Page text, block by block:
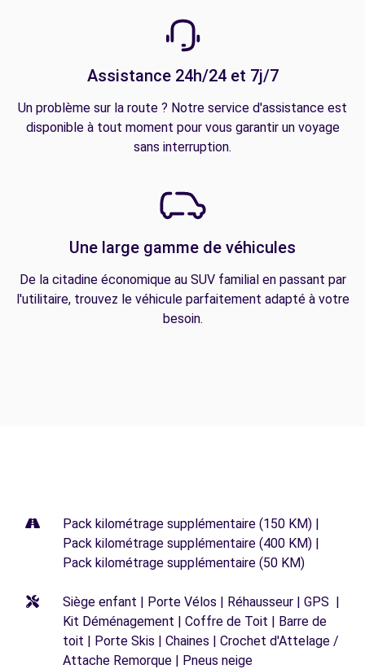
Assistance 24h/24 et 7j/7
Un problème sur la route ? Notre service d'assistance est
disponible à tout moment pour vous garantir un voyage
sans interruption.
Une large gamme de véhicules
De la citadine économique au SUV familial en passant par
l'utilitaire, trouvez le véhicule parfaitement adapté à votre
besoin.
Pack kilométrage supplémentaire (150 KM) |
Pack kilométrage supplémentaire (400 KM) |
Pack kilométrage supplémentaire (50 KM)
Siège enfant | Porte Vélos | Réhausseur | GPS |
Kit Déménagement | Coffre de Toit | Barre de
toit | Porte Skis | Chaines | Crochet d'Attelage /
Attache Remorque | Pneus neige